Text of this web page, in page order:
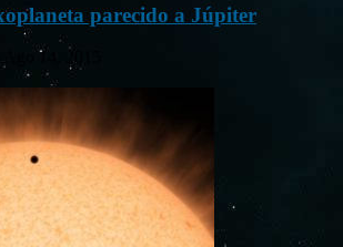
parecido a Júpiter
Ago 14, 2015